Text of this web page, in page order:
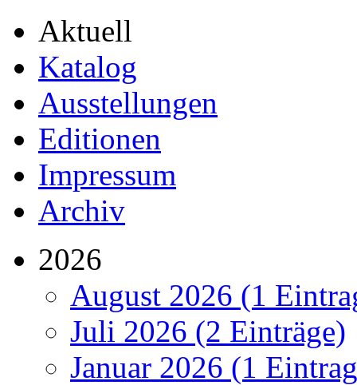
Aktuell
Katalog
Ausstellungen
Editionen
Impressum
Archiv
2026
August 2026 (1
Juli 2026 (2 Einträge)
Januar 2026 (1